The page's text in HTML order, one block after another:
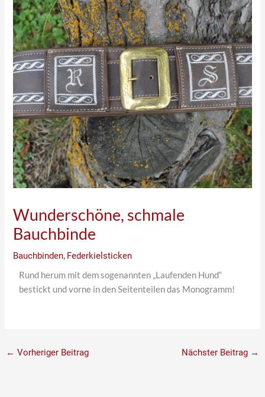
Wunderschöne, schmale
Bauchbinde
Bauchbinden, Federkielsticken
Rund herum mit dem sogenannten „Laufenden Hund“
bestickt und vorne in den Seitenteilen das Monogramm!
← Vorheriger Beitrag Nächster Beitrag →